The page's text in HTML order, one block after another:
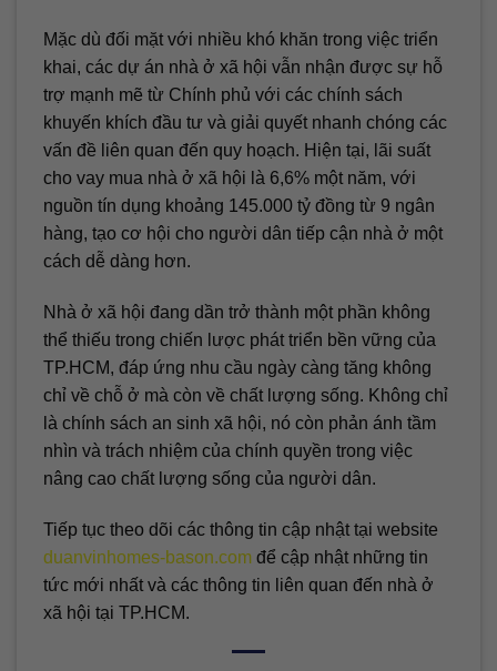
Mặc dù đối mặt với nhiều khó khăn trong việc triển
khai, các dự án nhà ở xã hội vẫn nhận được sự hỗ
trợ mạnh mẽ từ Chính phủ với các chính sách
khuyến khích đầu tư và giải quyết nhanh chóng các
vấn đề liên quan đến quy hoạch. Hiện tại, lãi suất
cho vay mua nhà ở xã hội là 6,6% một năm, với
nguồn tín dụng khoảng 145.000 tỷ đồng từ 9 ngân
hàng, tạo cơ hội cho người dân tiếp cận nhà ở một
cách dễ dàng hơn.
Nhà ở xã hội đang dần trở thành một phần không
thể thiếu trong chiến lược phát triển bền vững của
TP.HCM, đáp ứng nhu cầu ngày càng tăng không
chỉ về chỗ ở mà còn về chất lượng sống. Không chỉ
là chính sách an sinh xã hội, nó còn phản ánh tầm
nhìn và trách nhiệm của chính quyền trong việc
nâng cao chất lượng sống của người dân.
Tiếp tục theo dõi các thông tin cập nhật tại website
duanvinhomes-bason.com để cập nhật những tin
tức mới nhất và các thông tin liên quan đến nhà ở
xã hội tại TP.HCM.